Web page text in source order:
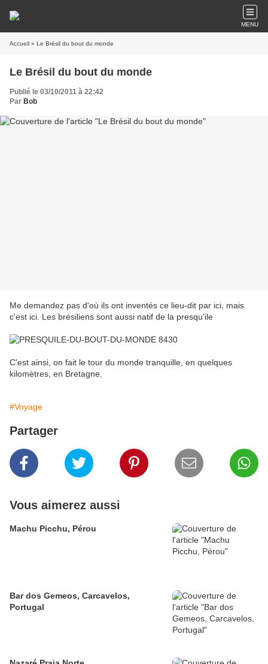
MENU
Accueil » Le Brésil du bout du monde
Le Brésil du bout du monde
Publié le 03/10/2011 à 22:42
Par Bob
Me demandez pas d'où ils ont inventés ce lieu-dit par ici, mais
c'est ici. Les brésiliens sont aussi natif de la presqu'ile
C'est ainsi, on fait le tour du monde tranquille, en quelques
kilomètres, en Bretagne.
#Voyage
Partager
Vous aimerez aussi
Machu Picchu, Pérou
Bar dos Gemeos, Carcavelos,
Portugal